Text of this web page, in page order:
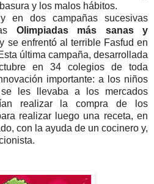
y los malos hábitos.
en dos campañas sucesivas
Olimpiadas más sanas y
se enfrentó al terrible Fasfud en
última campaña, desarrollada
en 34 colegios de toda
importante: a los niños
les llevaba a los mercados
realizar la compra de los
realizar luego una receta, en
con la ayuda de un cocinero y,